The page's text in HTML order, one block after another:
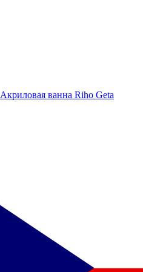
Акриловая ванна Riho Geta